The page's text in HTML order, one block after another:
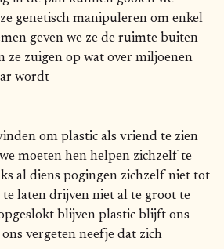
genetisch manipuleren om enkel
geven we ze de ruimte buiten
ze zuigen op wat over miljoenen
wordt
om plastic als vriend te zien
moeten hen helpen zichzelf te
al diens pogingen zichzelf niet tot
laten drijven niet al te groot te
blijven plastic blijft ons
vergeten neefje dat zich